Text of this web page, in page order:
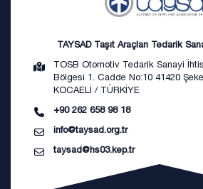
TAYSAD Taşıt Araçları Tedarik
TOSB Otomotiv Tedarik Sanayi
Bölgesi 1. Cadde No:10 41420
KOCAELİ / TÜRKİYE
+90 262 658 98 18
info@taysad.org.tr
taysad@hs03.kep.tr